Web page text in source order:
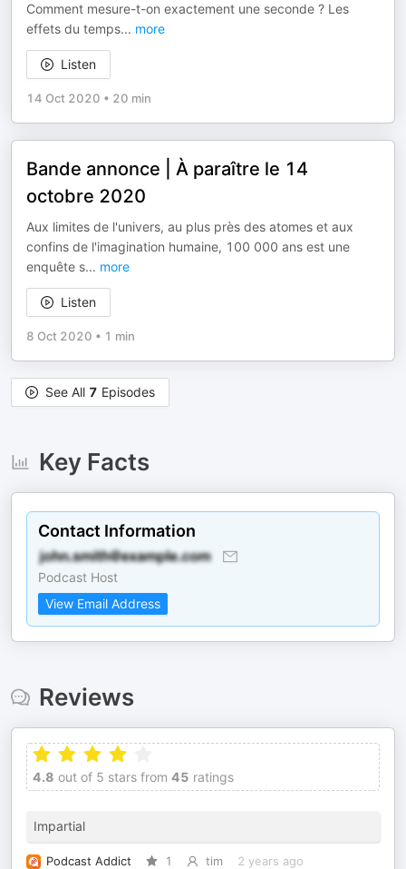
Comment mesure-t-on exactement une seconde ? Les
effets du temps... more
Listen
14 Oct 2020 • 20 min
Bande annonce | À paraître le 14
octobre 2020
Aux limites de l'univers, au plus près des atomes et aux
confins de l'imagination humaine, 100 000 ans est une
enquête s... more
Listen
8 Oct 2020 • 1 min
See All 7 Episodes
Key Facts
Contact Information
Podcast Host
View Email Address
Reviews
4.8 out of 5 stars from 45 ratings
Impartial
Podcast Addict 1 tim 2 years ago